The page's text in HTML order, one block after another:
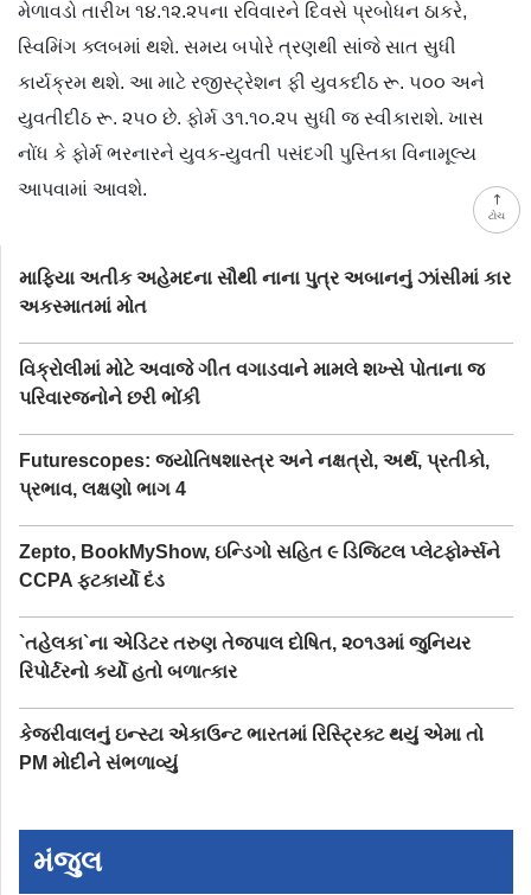
ટોચ
મેળાવડો તારીખ ૧૪.૧૨.૨૫ના રવિવારને દિવસે પ્રબોધન ઠાકરે,
સ્વિમિંગ ક્લબમાં થશે. સમય બપોરે ત્રણથી સાંજે સાત સુધી
કાર્યક્રમ થશે. આ માટે રજીસ્ટ્રેશન ફી યુવકદીઠ રૂ. ૫૦૦ અને
યુવતીદીઠ રૂ. ૨૫૦ છે. ફોર્મ ૩૧.૧૦.૨૫ સુધી જ સ્વીકારાશે. ખાસ
નોંધ કે ફોર્મ ભરનારને યુવક-યુવતી પસંદગી પુસ્તિકા વિનામૂલ્ય
આપવામાં આવશે.
માફિયા અતીક અહેમદના સૌથી નાના પુત્ર અબાનનું ઝાંસીમાં કાર
અકસ્માતમાં મોત
વિક્રોલીમાં મોટે અવાજે ગીત વગાડવાને મામલે શખ્સે પોતાના જ
પરિવારજનોને છરી ભોંકી
Futurescopes: જ્યોતિષશાસ્ત્ર અને નક્ષત્રો, અર્થ, પ્રતીકો,
પ્રભાવ, લક્ષણો ભાગ 4
Zepto, BookMyShow, ઇન્ડિગો સહિત ૯ ડિજિટલ પ્લેટફોર્મ્સને
CCPA ફટકાર્યો દંડ
`તહેલકા`ના એડિટર તરુણ તેજપાલ દોષિત, ૨૦૧૩માં જુનિયર
રિપોર્ટરનો કર્યો હતો બળાત્કાર
કેજરીવાલનું ઇન્સ્ટા એકાઉન્ટ ભારતમાં રિસ્ટ્રિક્ટ થયું એમા તો
PM મોદીને સંભળાવ્યું
મંજુલ